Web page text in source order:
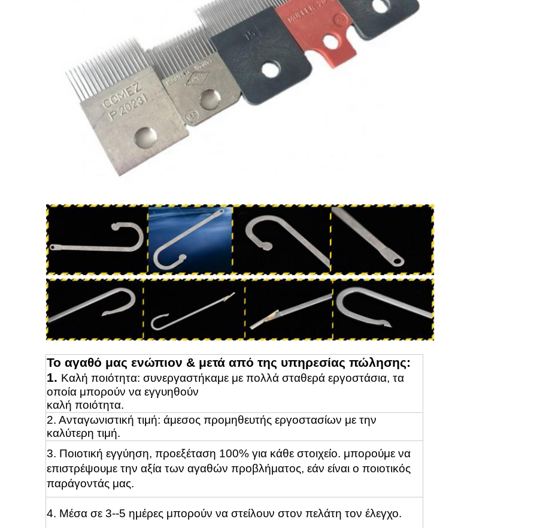
Το αγαθό μας ενώπιον & μετά από της υπηρεσίας πώλησης:
1. Καλή ποιότητα: συνεργαστήκαμε με πολλά σταθερά εργοστάσια, τα
οποία μπορούν να εγγυηθούν
καλή ποιότητα.
2. Ανταγωνιστική τιμή: άμεσος προμηθευτής εργοστασίων με την
καλύτερη τιμή.
3. Ποιοτική εγγύηση, προεξέταση 100% για κάθε στοιχείο. μπορούμε να
επιστρέψουμε την αξία των αγαθών προβλήματος, εάν είναι ο ποιοτικός
παράγοντάς μας.
4. Μέσα σε 3--5 ημέρες μπορούν να στείλουν στον πελάτη τον έλεγχο.